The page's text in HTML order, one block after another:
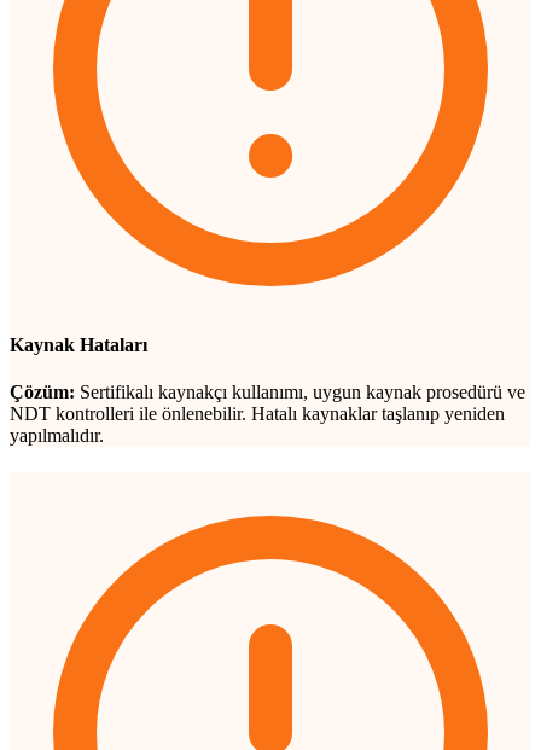
Kaynak Hataları
Çözüm: Sertifikalı kaynakçı kullanımı, uygun kaynak prosedürü ve
NDT kontrolleri ile önlenebilir. Hatalı kaynaklar taşlanıp yeniden
yapılmalıdır.